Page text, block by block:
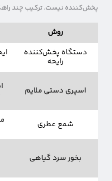
پخش‌کننده نیست. ترکیب چند
روش
دستگاه پخش‌کننده
رایحه
اسپری دستی ملایم
شمع عطری
بخور سرد گیاهی